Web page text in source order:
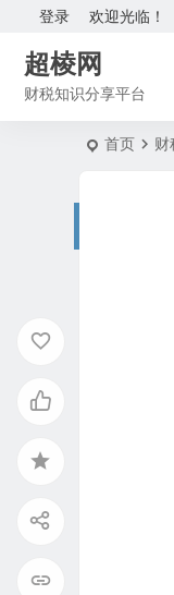
欢迎光临！
登录
超棱网
财税知识分享平台
首页 财